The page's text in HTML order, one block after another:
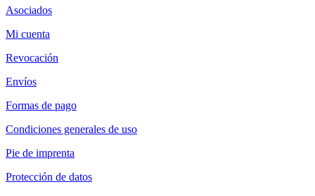
Asociados
Mi cuenta
Revocación
Envíos
Formas de pago
Condiciones generales de uso
Pie de imprenta
Protección de datos